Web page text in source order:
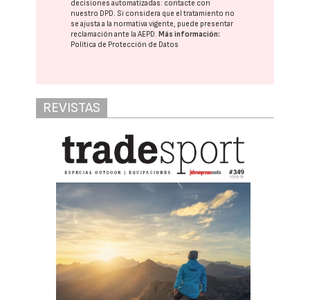
decisiones automatizadas: contacte con
nuestro DPD. Si considera que el tratamiento no
se ajusta a la normativa vigente, puede presentar
reclamación ante laAEPD.Más información:
Política de Protección de Datos
REVISTAS